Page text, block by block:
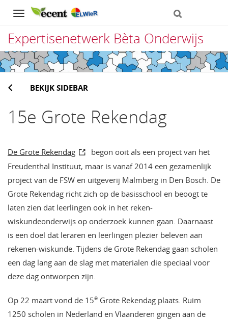
Navigation
Expertisenetwerk Bèta Onderwijs
Direct
naar
het
inhoud
BEKIJK SIDEBAR
15e Grote Rekendag
De Grote Rekendag
begon ooit als een project van het
Freudenthal Instituut, maar is vanaf 2014 een gezamenlijk
project van de FSW en uitgeverij Malmberg in Den Bosch. De
Grote Rekendag richt zich op de basisschool en beoogt te
laten zien dat leerlingen ook in het reken-
wiskundeonderwijs op onderzoek kunnen gaan. Daarnaast
is een doel dat leraren en leerlingen plezier beleven aan
rekenen-wiskunde. Tijdens de Grote Rekendag gaan scholen
een dag lang aan de slag met materialen die speciaal voor
deze dag ontworpen zijn.
Op 22 maart vond de 15e Grote Rekendag plaats. Ruim
1250 scholen in Nederland en Vlaanderen gingen aan de